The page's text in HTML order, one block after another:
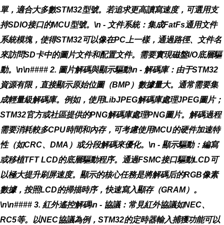
單，適合大多數STM32型號。若追求更高讀寫速度，可選用支
持SDIO接口的MCU型號。\n - 文件系統：集成FatFs通用文件
系統模塊，使得STM32可以像在PC上一樣，通過路徑、文件名
來訪問SD卡中的圖片文件和配置文件。需要實現磁盤I/O底層驅
動。\n\n#### 2. 圖片解碼與顯示驅動\n - 解碼庫：由于STM32
資源有限，直接顯示原始位圖（BMP）數據量大。通常需要集
成輕量級解碼庫。例如，使用LibJPEG解碼庫處理JPEG圖片；
STM32官方或社區提供的PNG解碼庫處理PNG圖片。解碼過程
需要消耗較多CPU時間和內存，可考慮使用MCU的硬件加速特
性（如CRC、DMA）或分段解碼來優化。\n - 顯示驅動：編寫
或移植TFT LCD的底層驅動程序。通過FSMC接口驅動LCD可
以極大提升刷屏速度。顯示的核心任務是將解碼后的RGB像素
數據，按照LCD的掃描時序，快速寫入顯存（GRAM）。
\n\n#### 3. 紅外遙控解碼\n - 協議：常見紅外協議如NEC、
RC5等。以NEC協議為例，STM32的定時器輸入捕獲功能可以